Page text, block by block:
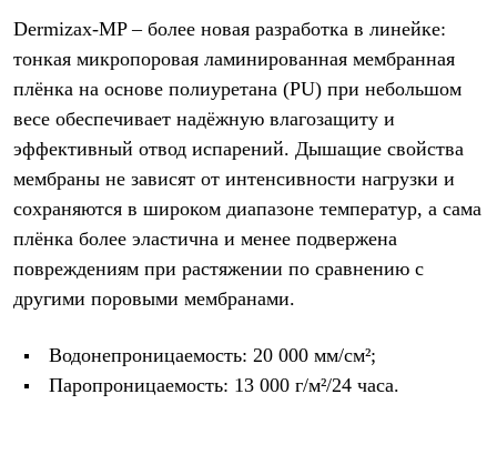
Комплект термобелья
Снаряжение
Палатки и тенты
Палатки
Тенты
Аксессуары для палаток
Рюкзаки
Экспедиционные
Альпинистские
Городские
Аксессуары для рюкзаков
Спальные мешки
Пуховые
С синтетическим утеплителем
Аксессуары для спальников
Сумки и баулы
Dermizax-MP – более новая разработка в линейке:
тонкая микропоровая ламинированная мембранная
плёнка на основе полиуретана (PU) при небольшом
весе обеспечивает надёжную влагозащиту и
эффективный отвод испарений. Дышащие свойства
мембраны не зависят от интенсивности нагрузки и
сохраняются в широком диапазоне температур, а сама
плёнка более эластична и менее подвержена
повреждениям при растяжении по сравнению с
другими поровыми мембранами.
Водонепроницаемость: 20 000 мм/см²;
Паропроницаемость: 13 000 г/м²/24 часа.